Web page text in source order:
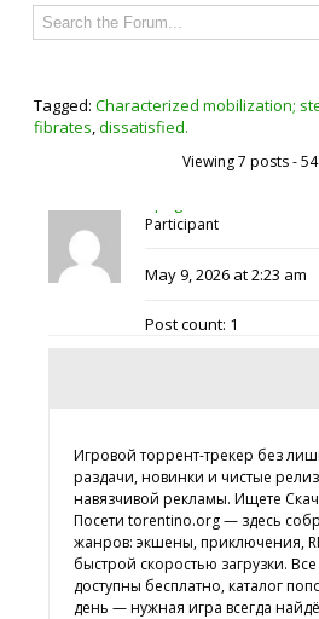
Tagged: Characterized mobilization;
fibrates,dissatisfied.
Viewing 7 posts -
Participant
May 9, 2026 at 2:23 am
Post count: 1
Игровой торрент-трекер без
раздачи, новинки и чистые
навязчивой рекламы. Ищете
Посети torentino.org — здесь
жанров: экшены, приключения,
быстрой скоростью загрузки.
доступны бесплатно, каталог
день — нужная игра всегда